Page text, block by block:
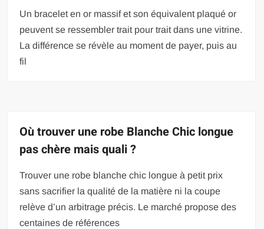
Un bracelet en or massif et son équivalent plaqué or
peuvent se ressembler trait pour trait dans une vitrine.
La différence se révèle au moment de payer, puis au
fil
Où trouver une robe Blanche Chic longue
pas chère mais quali ?
Trouver une robe blanche chic longue à petit prix
sans sacrifier la qualité de la matière ni la coupe
relève d’un arbitrage précis. Le marché propose des
centaines de références